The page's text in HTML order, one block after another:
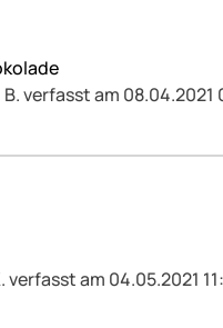
verfasst am 08.04.2021
verfasst am 04.05.2021